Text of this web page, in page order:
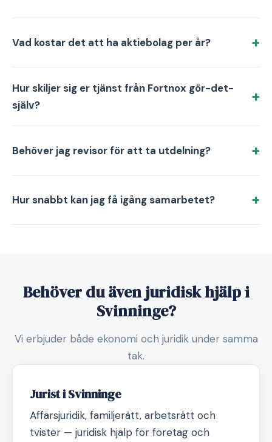
Vad kostar det att ha aktiebolag per år?
Hur skiljer sig er tjänst från Fortnox gör-det-
själv?
Behöver jag revisor för att ta utdelning?
Hur snabbt kan jag få igång samarbetet?
Behöver du även juridisk hjälp i
Svinninge?
Vi erbjuder både ekonomi och juridik under samma
tak.
Jurist i Svinninge
Affärsjuridik, familjerätt, arbetsrätt och
tvister — juridisk hjälp för företag och